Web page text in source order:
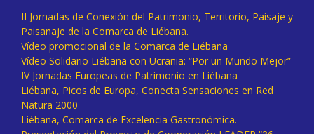
II Jornadas de Conexión del Patrimonio, Territorio, Paisaje y
Paisanaje de la Comarca de Liébana.
Vídeo promocional de la Comarca de Liébana
Vídeo Solidario Liébana con Ucrania: “Por un Mundo Mejor”
IV Jornadas Europeas de Patrimonio en Liébana
Liébana, Picos de Europa, Conecta Sensaciones en Red
Natura 2000
Liébana, Comarca de Excelencia Gastronómica.